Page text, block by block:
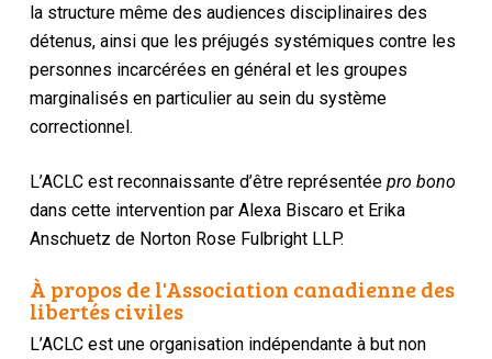
la structure même des audiences disciplinaires des
détenus, ainsi que les préjugés systémiques contre les
personnes incarcérées en général et les groupes
marginalisés en particulier au sein du système
correctionnel.
L’ACLC est reconnaissante d’être représentée pro bono
dans cette intervention par Alexa Biscaro et Erika
Anschuetz de Norton Rose Fulbright LLP.
À propos de l'Association canadienne des
libertés civiles
L’ACLC est une organisation indépendante à but non